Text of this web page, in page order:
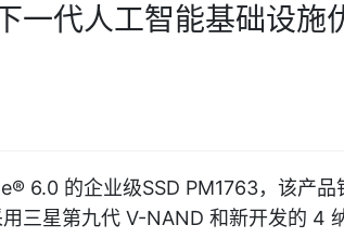
一代人工智能基础设施
6.0 的企业级SSD PM1763，该产
三星第九代 V-NAND 和新开发的 4